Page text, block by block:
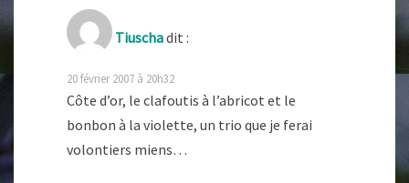
Tiuschadit :
20 février 2007 à 20h32
Côte d’or, le clafoutis à l’abricot et le
bonbon à la violette, un trio que je ferai
volontiers miens…